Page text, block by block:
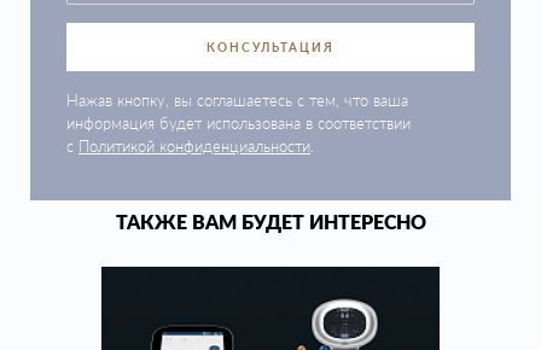
КОНСУЛЬТАЦИЯ
Нажав кнопку, вы соглашаетесь с тем, что ваша
информация будет использована в соответствии
с Политикой конфиденциальности
ТАКЖЕ ВАМ БУДЕТ ИНТЕРЕСНО